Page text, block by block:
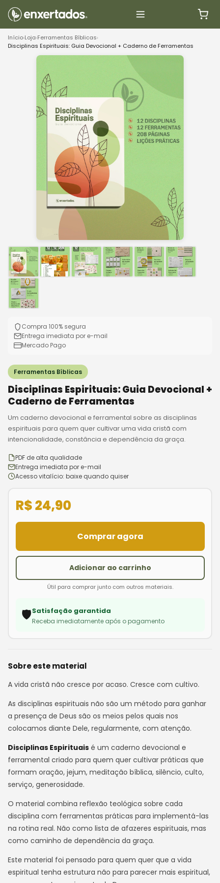
Início›Loja›Ferramentas Bíblicas›
Disciplinas Espirituais: Guia Devocional + Caderno de Ferramentas
Compra 100% segura
Entrega imediata por e-mail
Mercado Pago
Ferramentas Bíblicas
Disciplinas Espirituais: Guia Devocional +
Caderno de Ferramentas
Um caderno devocional e ferramental sobre as disciplinas
espirituais para quem quer cultivar uma vida cristã com
intencionalidade, constância e dependência da graça.
PDF de alta qualidade
Entrega imediata por e-mail
Acesso vitalício: baixe quando quiser
R$ 24,90
Comprar agora
Adicionar ao carrinho
Útil para comprar junto com outros materiais.
🛡️Satisfação garantida
Receba imediatamente após o pagamento
Sobre este material
A vida cristã não cresce por acaso. Cresce com cultivo.
As disciplinas espirituais não são um método para ganhar
a presença de Deus são os meios pelos quais nos
colocamos diante Dele, regularmente, com atenção.
Disciplinas Espirituais é um caderno devocional e
ferramental criado para quem quer cultivar práticas que
formam oração, jejum, meditação bíblica, silêncio, culto,
serviço, generosidade.
O material combina reflexão teológica sobre cada
disciplina com ferramentas práticas para implementá-las
na rotina real. Não como lista de afazeres espirituais, mas
como caminho de dependência da graça.
Este material foi pensado para quem quer que a vida
espiritual tenha estrutura não para parecer mais espiritual,